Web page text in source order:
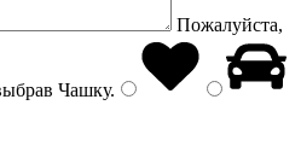
Пожалуйста,
Чашку.